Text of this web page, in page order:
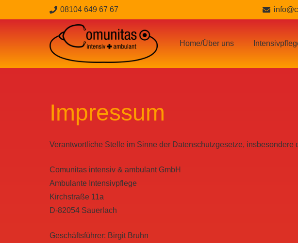
08104 649 67 67
Home/Über uns
Impressum
Verantwortliche Stelle im Sinne der Datenschutzgesetze,
Comunitas intensiv & ambulant GmbH
Ambulante Intensivpflege
Kirchstraße 11a
D-82054 Sauerlach
Geschäftsführer: Birgit Bruhn